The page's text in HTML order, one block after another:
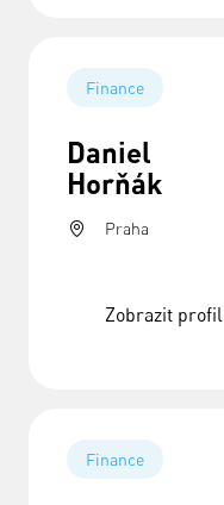
Finance
Daniel
Horňák
Praha
Zobrazit profil
Finance